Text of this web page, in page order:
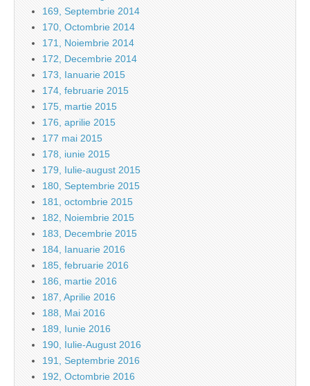
169, Septembrie 2014
170, Octombrie 2014
171, Noiembrie 2014
172, Decembrie 2014
173, Ianuarie 2015
174, februarie 2015
175, martie 2015
176, aprilie 2015
177 mai 2015
178, iunie 2015
179, Iulie-august 2015
180, Septembrie 2015
181, octombrie 2015
182, Noiembrie 2015
183, Decembrie 2015
184, Ianuarie 2016
185, februarie 2016
186, martie 2016
187, Aprilie 2016
188, Mai 2016
189, Iunie 2016
190, Iulie-August 2016
191, Septembrie 2016
192, Octombrie 2016